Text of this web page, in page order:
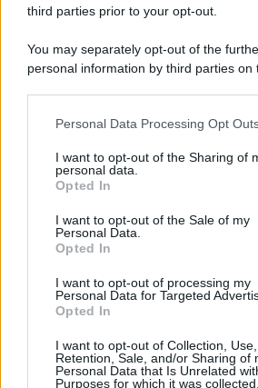
third parties prior to your opt-out.
You may separately opt-out of the
personal information by third parties on
This information may also be disclosed
disclose it to other third parties.
Please note that this website/app uses
services and may gather and store
not limited to your visit or usage
grant or deny consent to Google and its
consent section.
Personal Data Processing Opt
I want to opt-out of the Sharing of
personal data.
Opted In
I want to opt-out of the Sale of my
Personal Data.
Opted In
I want to opt-out of processing my
Personal Data for Targeted
Opted In
I want to opt-out of Collection, Use,
Retention, Sale, and/or Sharing of
Personal Data that Is Unrelated
Purposes for which it was collected.